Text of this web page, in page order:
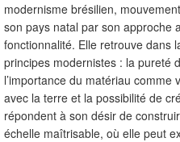
modernisme brésilien,
son pays natal par son approche
fonctionnalité. Elle retrouve dans
principes modernistes : la pureté
l’importance du matériau comme
avec la terre et la possibilité de
répondent à son désir de
échelle maîtrisable, où elle peut